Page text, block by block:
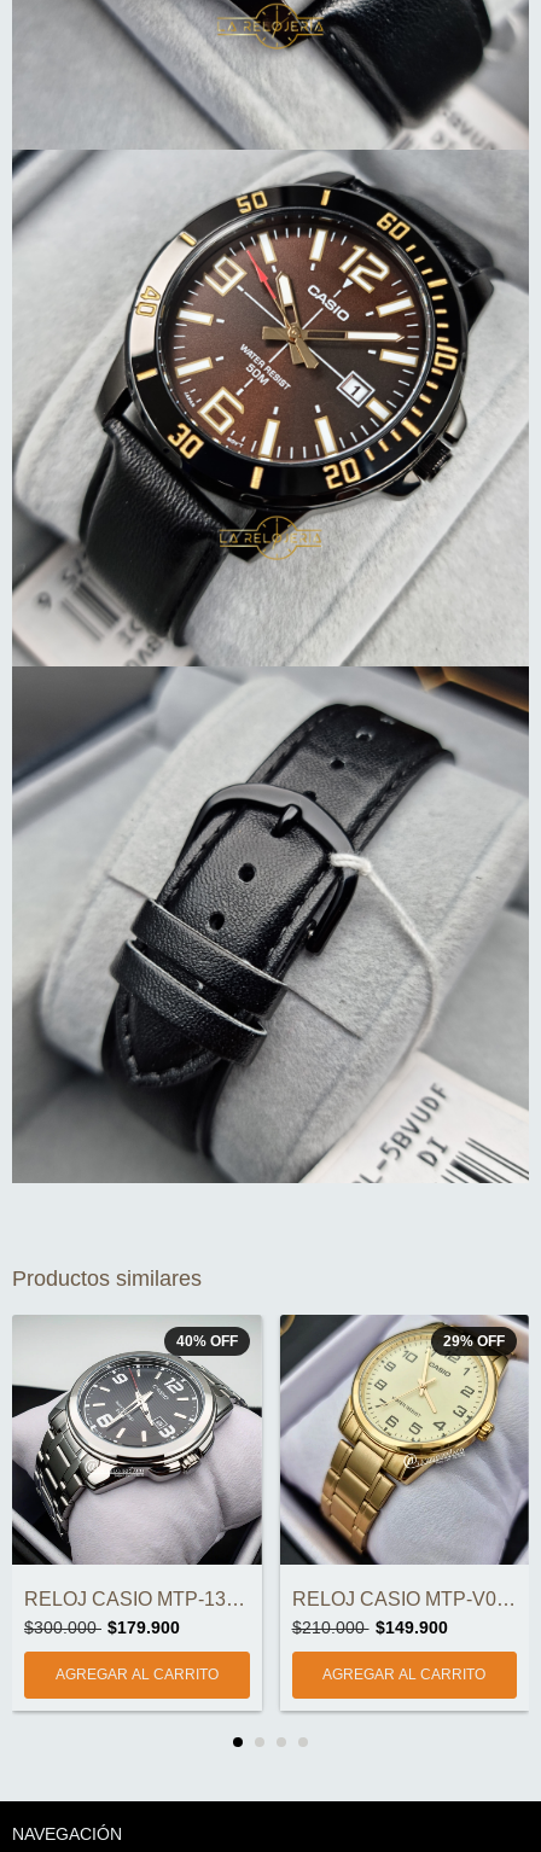
Productos similares
40% OFF
RELOJ CASIO MTP-1314D-1AVDF ORIGINAL
$300.000 $179.900
29%OFF
RELOJ CASIO MTP-V001G-9BUDF ORIGINAL
$210.000 $149.900
NAVEGACIÓN